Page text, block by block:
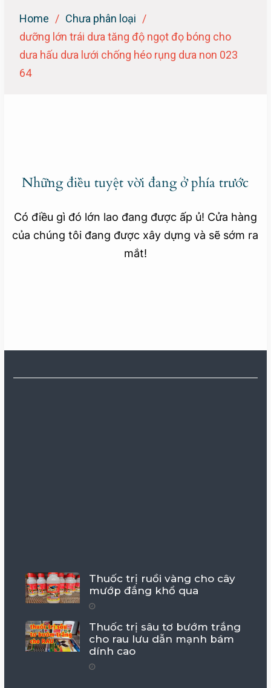
Home
Chưa phân loại
dưỡng lớn trái dưa tăng độ ngọt đọ bóng cho
dưa hấu dưa lưới chống héo rụng dưa non 023
64
Những điều tuyệt vời đang ở phía trước
Có điều gì đó lớn lao đang được ấp ủ! Cửa hàng
của chúng tôi đang được xây dựng và sẽ sớm ra
mắt!
Thuốc trị ruồi vàng cho cây
mướp đắng khổ qua
Thuốc trị sâu tơ bướm trắng
cho rau lưu dẫn mạnh bám
dính cao